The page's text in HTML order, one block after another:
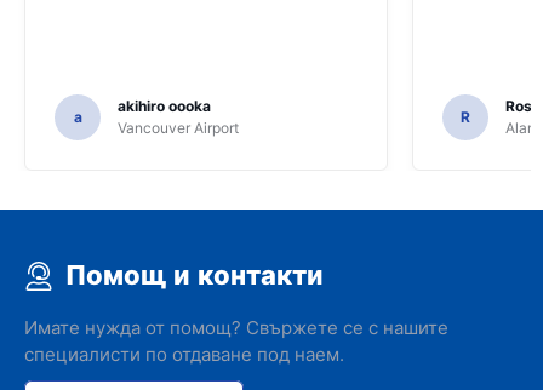
a
akihiro oooka
Vancouver Airport
R
Помощ и контакти
Имате нужда от помощ? Свържете се с нашите
специалисти по отдаване под наем.